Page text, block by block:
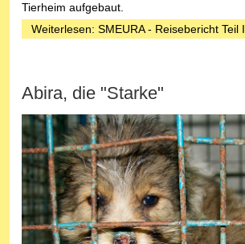
Tierheim aufgebaut.
Weiterlesen: SMEURA - Reisebericht Teil I
Abira, die "Starke"